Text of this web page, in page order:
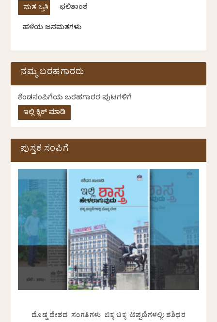
ಫಲಿತಾಂಶ
ಹಳೆಯ ಜನಮತಗಳು
ನಮ್ಮ ಬರಹಗಾರರು
ಕೆಂಡಸಂಪಿಗೆಯ ಬರಹಗಾರರ ಪುಟಗಳಿಗೆ
ಇಲ್ಲಿ ಕ್ಲಿಕ್ ಮಾಡಿ
ಪುಸ್ತಕ ಸಂಪಿಗೆ
ದೊಡ್ಡ ದೇಶದ ಸಂಗತಿಗಳು ಚಿಕ್ಕ ಚಿಕ್ಕ ಟಿಪ್ಪಣಿಗಳಲ್ಲಿ: ಶಶಿಧರ